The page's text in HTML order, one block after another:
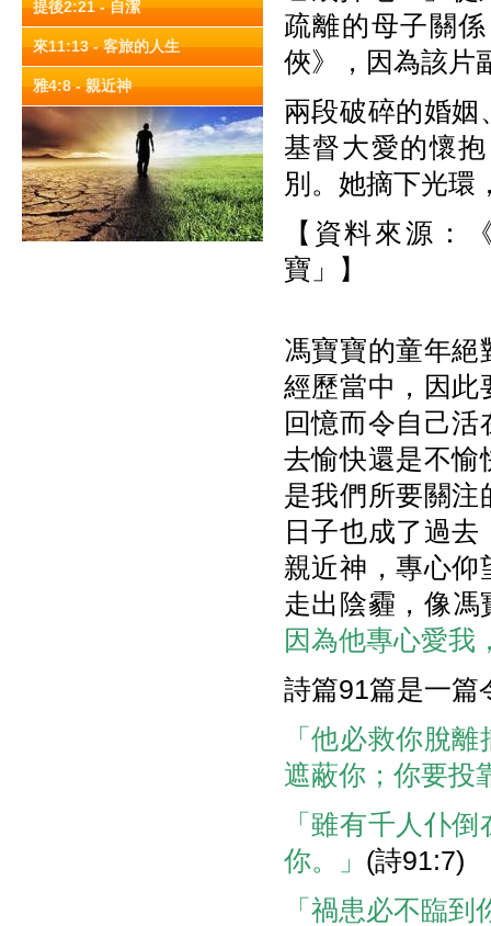
提後2:21 - 自潔
來11:13 - 客旅的人生
雅4:8 - 親近神
疏離的母子關
俠》，因為該片
兩段破碎的婚姻
基督大愛的懷
別。她摘下光環
【資料來源：
寶」】
馮寶寶的童年絕
經歷當中，因此
回憶而令自己
去愉快還是不愉
是我們所要關注
日子也成了過
親近神，專心仰
走出陰霾，像
因為他專心愛我
詩篇91篇是一篇
「他必救你脫
遮蔽你；你要投
「雖有千人仆
你。」 (詩91:7)
「禍患必不臨